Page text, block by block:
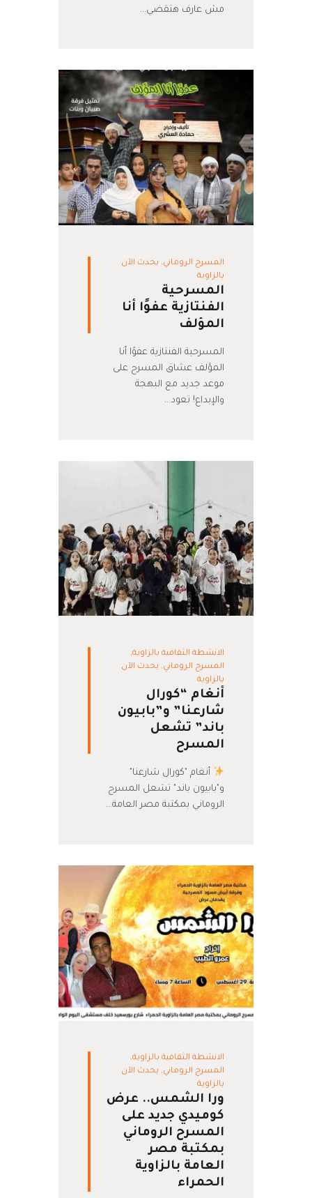
مش عارف هتقضي…
المسرح الروماني, يحدث الآن
بالزاوية
المسرحية
الفنتازية عفوًا أنا
المؤلف
المسرحية الفنتازية عفوًا أنا
المؤلف عشاق المسرح على
موعد جديد مع البهجة
والإبداع! تعود…
الانشطة الثقافية بالزاوية,
المسرح الروماني, يحدث الآن
بالزاوية
أنغام “كورال
شارعنا” و”بابيون
باند” تشعل
المسرح
أنغام "كورال شارعنا"
و"بابيون باند" تشعل المسرح
الروماني بمكتبة مصر العامة…
الانشطة الثقافية بالزاوية,
المسرح الروماني, يحدث الآن
بالزاوية
ورا الشمس.. عرض
كوميدي جديد على
المسرح الروماني
بمكتبة مصر
العامة بالزاوية
الحمراء